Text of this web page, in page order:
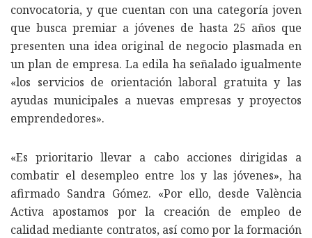
convocatoria, y que cuentan con una categoría joven
que busca premiar a jóvenes de hasta 25 años que
presenten una idea original de negocio plasmada en
un plan de empresa. La edila ha señalado igualmente
«los servicios de orientación laboral gratuita y las
ayudas municipales a nuevas empresas y proyectos
emprendedores».
«Es prioritario llevar a cabo acciones dirigidas a
combatir el desempleo entre los y las jóvenes», ha
afirmado Sandra Gómez. «Por ello, desde València
Activa apostamos por la creación de empleo de
calidad mediante contratos, así como por la formación